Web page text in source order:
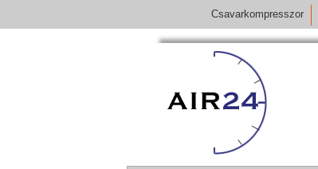
Csavarkompresszor